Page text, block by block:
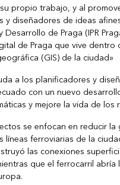
propio trabajo, y al
y diseñadores de ideas
Desarrollo de Praga (IPR
de Praga que vive dentro
(GIS) de la ciudad»
a los planificadores y
con un nuevo
y mejore la vida de los
se enfocan en reducir
líneas ferroviarias de la
las conexiones
que el ferrocarril abría